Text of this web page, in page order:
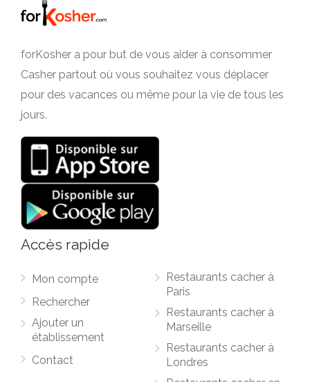
forKosher a pour but de vous aider à consommer
Casher partout où vous souhaitez vous déplacer
pour des vacances ou même pour la vie de tous les
jours.
Accès rapide
Mon compte
Rechercher
Ajouter un
établissement
Contact
Restaurants cacher à
Paris
Restaurants cacher à
Marseille
Restaurants cacher à
Londres